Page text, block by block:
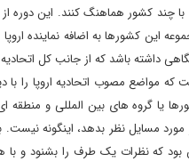
با چند کشور هماهنگ کنند. این دوره
این کشورها به اضافه نماینده
داشته باشد که از جانب کل
مواضع مصوب اتحادیه اروپا را با
یا گروه های بین المللی و
مسایل نظر بدهد، اینگونه نیست.
بود که نظرات یک طرف را بشنود و